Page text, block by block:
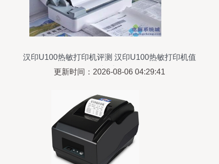
汉印U100热敏打印机评测 汉印U100热敏打印机值
得入手吗?
更新时间：2026-08-06 04:29:41